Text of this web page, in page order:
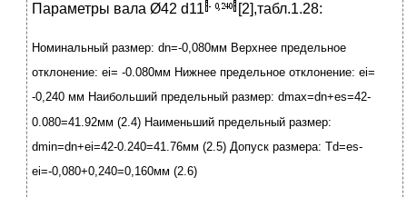
Параметры вала Ø42 d11 [2],табл.1.28:
Номинальный размер: dn=-0,080мм Верхнее предельное
отклонение: ei= -0.080мм Нижнее предельное отклонение: ei=
-0,240 мм Наибольший предельный размер: dmax=dn+es=42-
0.080=41.92мм (2.4) Наименьший предельный размер:
dmin=dn+ei=42-0.240=41.76мм (2.5) Допуск размера: Td=es-
ei=-0,080+0,240=0,160мм (2.6)